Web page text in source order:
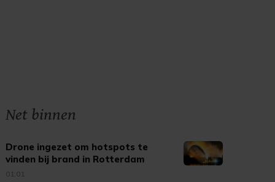
Net binnen
Drone ingezet om hotspots te
vinden bij brand in Rotterdam
01:01